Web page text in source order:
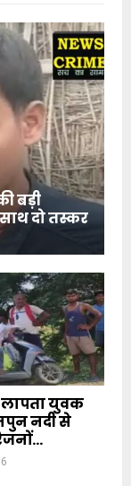
बड़ी
दो तस्कर
लापता युवक
नदी से